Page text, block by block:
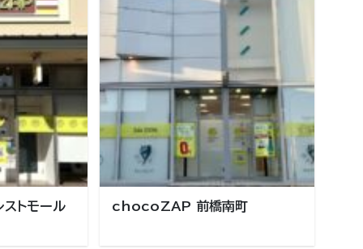
トモール chocoZAP 前橋南町